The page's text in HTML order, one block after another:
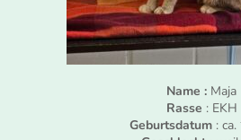
Name : Maja
Rasse : EKH
Geburtsdatum: ca.